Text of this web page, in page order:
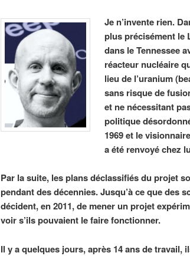
Je n’invente rien.
plus précisément le
dans le Tennessee
réacteur nucléaire
lieu de l’uranium
sans risque de
et ne nécessitant
politique
1969 et le
a été renvoyé chez
Par la suite, les plans déclassifiés du projet
pendant des décennies. Jusqu’à ce que des
décident, en 2011, de mener un projet
voir s’ils pouvaient le faire fonctionner.
Il y a quelques jours, après 14 ans de travail,